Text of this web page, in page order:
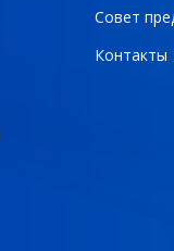
Совет
Контакты